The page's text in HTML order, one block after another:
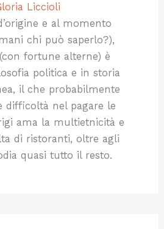
Liccioli
e al momento
chi può saperlo?),
fortune alterne) è
politica e in storia
il che probabilmente
difficoltà nel pagare le
ama la multietnicità e
di ristoranti, oltre agli
quasi tutto il resto.